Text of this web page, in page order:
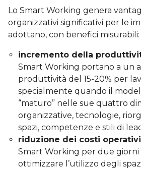
Lo Smart Working genera
organizzativi significativi per le
adottano, con benefici misurabili:
incremento della
Smart Working portano a un
produttività del 15-20% per
specialmente quando il
“maturo” nelle sue quattro
organizzative, tecnologie,
spazi, competenze e stili di
riduzione dei costi operativi
Smart Working per due giorni
ottimizzare l’utilizzo degli